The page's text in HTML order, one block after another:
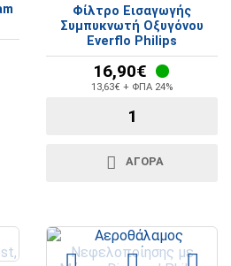
Φίλτρο Εισαγωγής
Συμπυκνωτή Οξυγόνου
Everflo Philips
16,90€
13,63€ + ΦΠΑ 24%
ΑΓΟΡΆ